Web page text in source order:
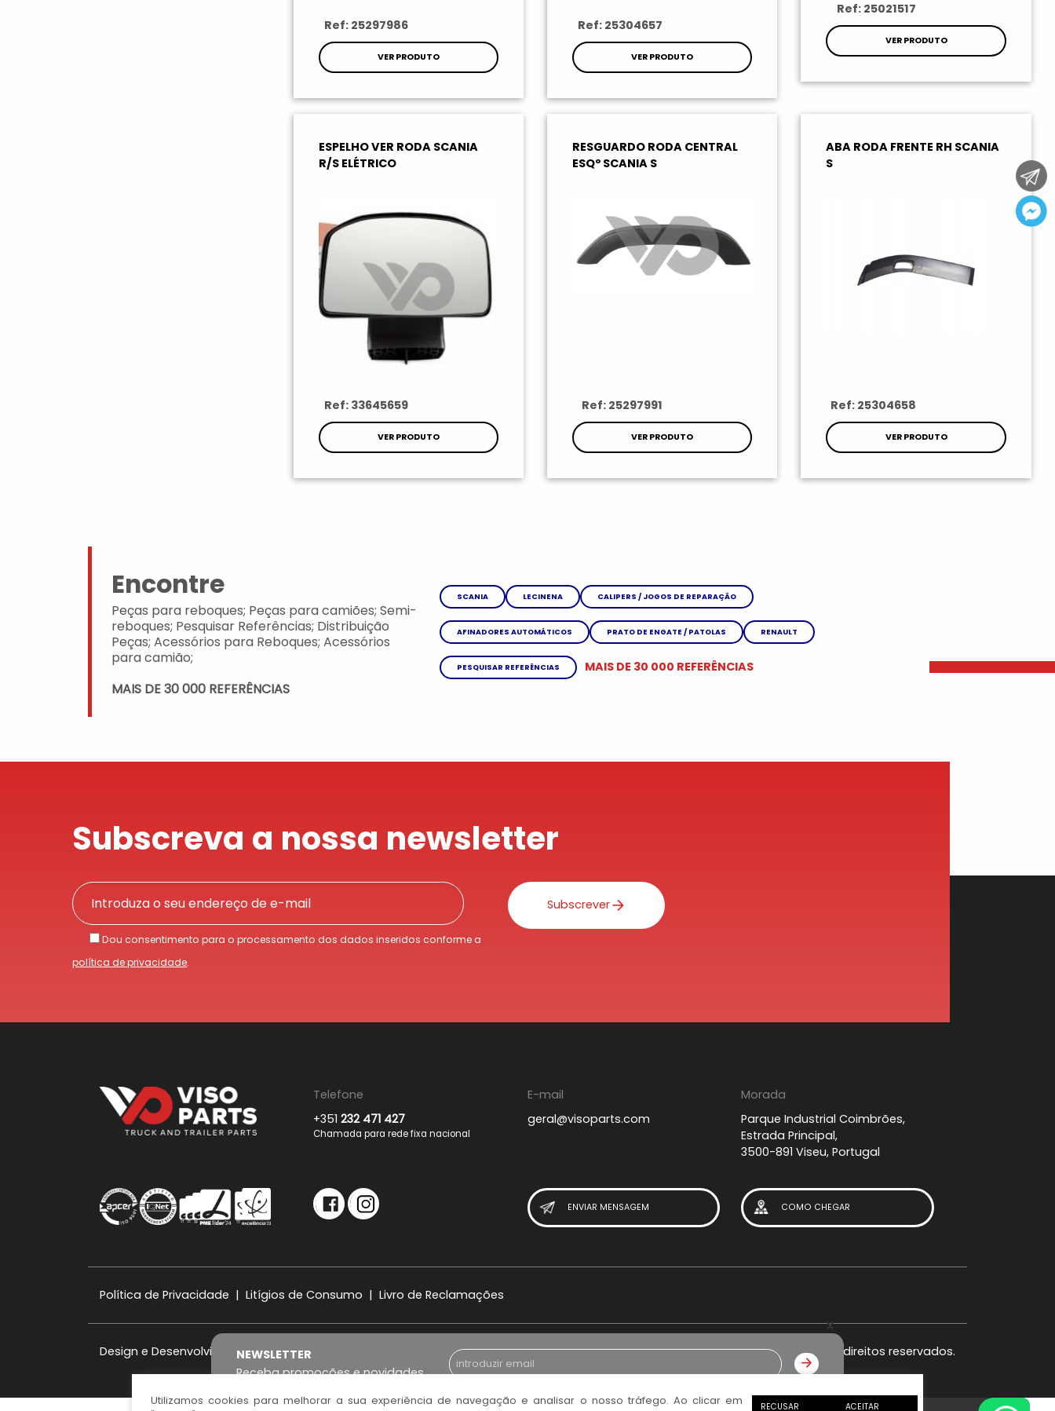
NEWSLETTER
Receba promoções e novidades
Ref: 25297986
VER PRODUTO
Ref: 25304657
VER PRODUTO
Ref: 25021517
VER PRODUTO
ESPELHO VER RODA SCANIA
R/S ELÉTRICO
Ref: 33645659
VER PRODUTO
RESGUARDO RODA CENTRAL
ESQº SCANIA S
Ref: 25297991
VER PRODUTO
ABA RODA FRENTE RH SCANIA
S
Ref: 25304658
VER PRODUTO
Encontre
Peças para reboques; Peças para camiões; Semi-
reboques; Pesquisar Referências; Distribuição
Peças; Acessórios para Reboques; Acessórios
para camião;
MAIS DE 30 000 REFERÊNCIAS
SCANIA LECINENA CALIPERS / JOGOS DE REPARAÇÃO
AFINADORES AUTOMÁTICOS PRATO DE ENGATE / PATOLAS RENAULT
PESQUISAR REFERÊNCIAS MAIS DE 30 000 REFERÊNCIAS
Subscreva a nossa newsletter
Dou consentimento para o processamento dos dados inseridos conforme a
política de privacidade.
Subscrever
Telefone
+351232 471 427
Chamada para rede fixa nacional
E-mail
geral@visoparts.com
Morada
Parque Industrial Coimbrões,
Estrada Principal,
3500-891 Viseu, Portugal
ENVIAR MENSAGEM COMO CHEGAR
Política de Privacidade | Litígios de Consumo | Livro de Reclamações
Design e Desenvolvimento:iesolutions Portugal © 2026 Visoparts. Todos os direitos reservados.
Utilizamos cookies para melhorar a sua experiência de navegação e analisar o nosso tráfego. Ao clicar em
RECUSAR ACEITAR